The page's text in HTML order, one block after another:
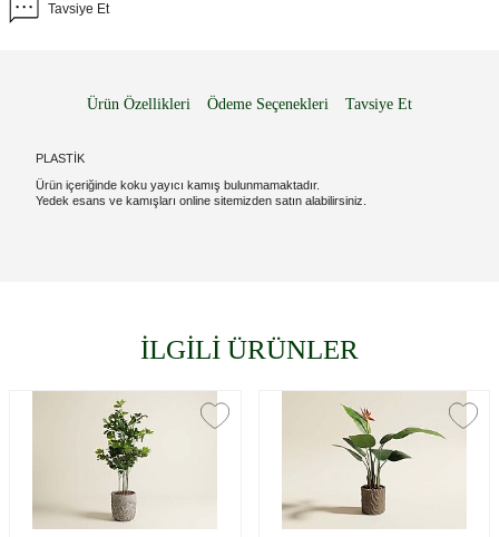
Tavsiye Et
Ürün Özellikleri Ödeme Seçenekleri Tavsiye Et
PLASTİK
Ürün içeriğinde koku yayıcı kamış bulunmamaktadır.
Yedek esans ve kamışları online sitemizden satın alabilirsiniz.
İLGİLİ ÜRÜNLER